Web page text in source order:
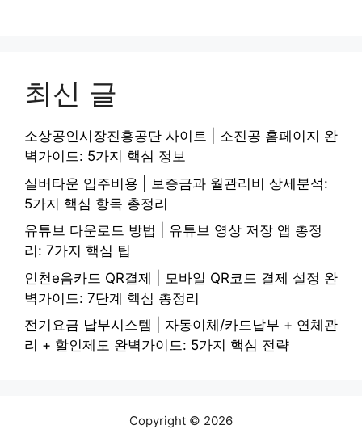
최신 글
소상공인시장진흥공단 사이트 | 소진공 홈페이지 완
벽가이드: 5가지 핵심 정보
실버타운 입주비용 | 보증금과 월관리비 상세분석:
5가지 핵심 항목 총정리
유튜브 다운로드 방법 | 유튜브 영상 저장 앱 총정
리: 7가지 핵심 팁
인천e음카드 QR결제 | 모바일 QR코드 결제 설정 완
벽가이드: 7단계 핵심 총정리
전기요금 납부시스템 | 자동이체/카드납부 + 연체관
리 + 할인제도 완벽가이드: 5가지 핵심 전략
Copyright © 2026